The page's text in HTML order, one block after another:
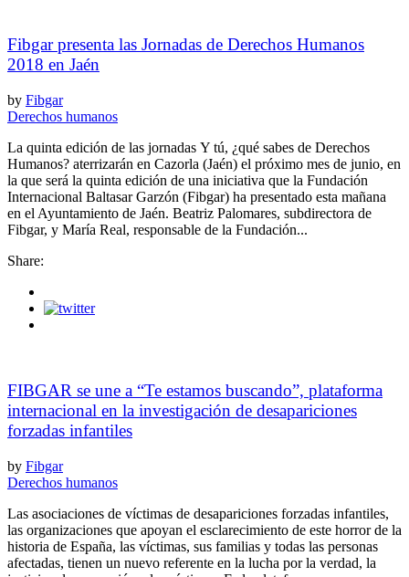
Fibgar presenta las Jornadas de Derechos Humanos
2018 en Jaén
by Fibgar
Derechos humanos
La quinta edición de las jornadas Y tú, ¿qué sabes de Derechos
Humanos? aterrizarán en Cazorla (Jaén) el próximo mes de junio, en
la que será la quinta edición de una iniciativa que la Fundación
Internacional Baltasar Garzón (Fibgar) ha presentado esta mañana
en el Ayuntamiento de Jaén. Beatriz Palomares, subdirectora de
Fibgar, y María Real, responsable de la Fundación...
Share:
FIBGAR se une a “Te estamos buscando”, plataforma
internacional en la investigación de desapariciones
forzadas infantiles
by Fibgar
Derechos humanos
Las asociaciones de víctimas de desapariciones forzadas infantiles,
las organizaciones que apoyan el esclarecimiento de este horror de la
historia de España, las víctimas, sus familias y todas las personas
afectadas, tienen un nuevo referente en la lucha por la verdad, la